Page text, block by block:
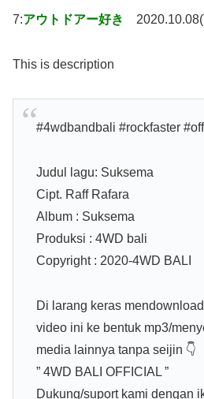
7:アウトドアー好き
This is description
#4wdbandbali #rockfaster
Judul lagu: Suksema
Cipt. Raff Rafara
Album : Suksema
Produksi : 4WD bali
Copyright : 2020-4WD BALI
Di larang keras
video ini ke bentuk mp3/
media lainnya tanpa seijin 👇
” 4WD BALI OFFICIAL ”
Dukung/suport kami dengan